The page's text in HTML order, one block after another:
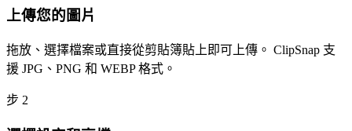
上傳您的圖片
拖放、選擇檔案或直接從剪貼簿貼上即可上傳。 ClipSnap 支
援 JPG、PNG 和 WEBP 格式。
步 2